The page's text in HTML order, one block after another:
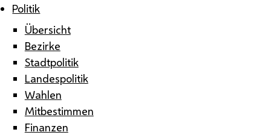
Politik
Übersicht
Bezirke
Stadtpolitik
Landespolitik
Wahlen
Mitbestimmen
Finanzen